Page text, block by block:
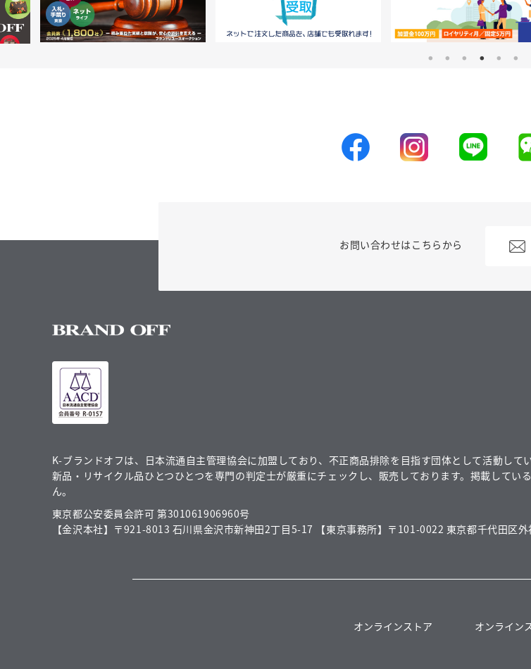
K-ブランドオフは、日本流通自主管理協会に加盟しており、不正商品排除を目指す団体として活動してい
新品・リサイクル品ひとつひとつを専門の判定士が厳重にチェックし、販売しております。掲載して
ん。
東京都公安委員会許可 第301061906960号
【金沢本社】〒921-8013 石川県金沢市新神田2丁目5-17
【東京事務所】〒101-0022 東京都千代田区
オンラインストア オンライン
お問い合わせはこちらから